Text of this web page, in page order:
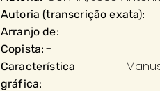
Autoria (transcrição exata): -
Arranjo de: -
Copista: -
Característica
gráfica: